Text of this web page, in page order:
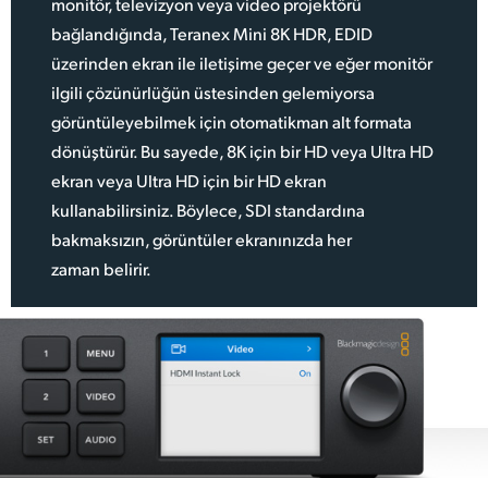
bağlandığında, Teranex Mini 8K HDR, EDID
üzerinden ekran ile iletişime geçer ve eğer monitör
ilgili çözünürlüğün üstesinden gelemiyorsa
görüntüleyebilmek için otomatikman alt formata
dönüştürür. Bu sayede, 8K için bir HD veya Ultra HD
ekran veya Ultra HD için bir HD ekran
kullanabilirsiniz. Böylece, SDI standardına
bakmaksızın, görüntüler ekranınızda her
zaman belirir.